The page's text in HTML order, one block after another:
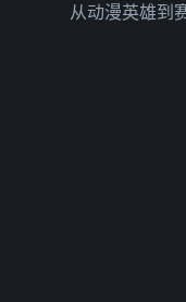
从动漫英雄到